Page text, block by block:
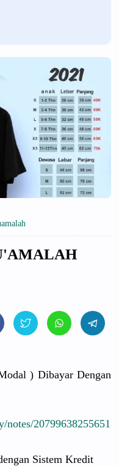
) Dibayar Dengan
20799638255651
Sistem Kredit